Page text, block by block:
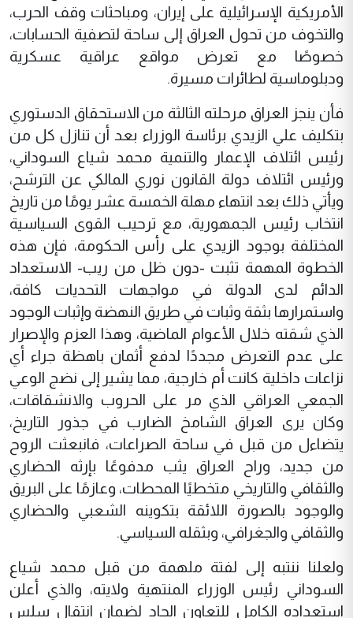
الأمريكية الإسرائيلية على إيران، ومباحثات وقف الحرب،
والتخوف من تحول العراق إلى ساحة لتصفية الحسابات،
خصوصًا مع تعرض مواقع عراقية عسكرية
ودبلوماسية لطائرات مسيرة.
فأن ينجز العراق مرحلته الثالثة من الاستحقاق الدستوري
بتكليف علي الزيدي برئاسة الوزراء بعد أن تنازل كل من
رئيس ائتلاف الإعمار والتنمية محمد شياع السوداني،
ورئيس ائتلاف دولة القانون نوري المالكي عن الترشح،
ويأتي ذلك بعد انتهاء مهلة الخمسة عشر يومًا من تاريخ
انتخاب رئيس الجمهورية، مع ترحيب القوى السياسية
المختلفة بوجود الزيدي على رأس الحكومة، فإن هذه
الخطوة المهمة تثبت -دون ظل من ريب- الاستعداد
الدائم لدى الدولة في مواجهات التحديات كافة،
واستمرارها بثقة وثبات في طريق النهضة وإثبات الوجود
الذي شقته خلال الأعوام الماضية، وهذا العزم والإصرار
على عدم التعرض مجددًا لدفع أثمان باهظة جراء أي
نزاعات داخلية كانت أم خارجية، مما يشير إلى نضج الوعي
الجمعي العراقي الذي مر على الحروب والانشقاقات،
وكان يرى العراق الشامخ الضارب في جذور التاريخ،
يتضاءل من قبل في ساحة الصراعات، فانبعثت الروح
من جديد، وراح العراق يثب مدفوعًا بإرثه الحضاري
والثقافي والتاريخي متخطيًا المحطات، وعازمًا على البريق
والوجود بالصورة اللائقة بتكوينه الشعبي والحضاري
والثقافي والجغرافي، وبثقله السياسي.
ولعلنا ننتبه إلى لفتة ملهمة من قبل محمد شياع
السوداني رئيس الوزراء المنتهية ولايته، والذي أعلن
استعداده الكامل للتعاون الجاد لضمان انتقال سلس